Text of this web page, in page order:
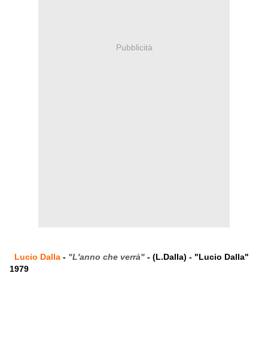
Pubblicità
Lucio Dalla - "L'anno che verrà" - (L.Dalla) - "Lucio Dalla"
1979